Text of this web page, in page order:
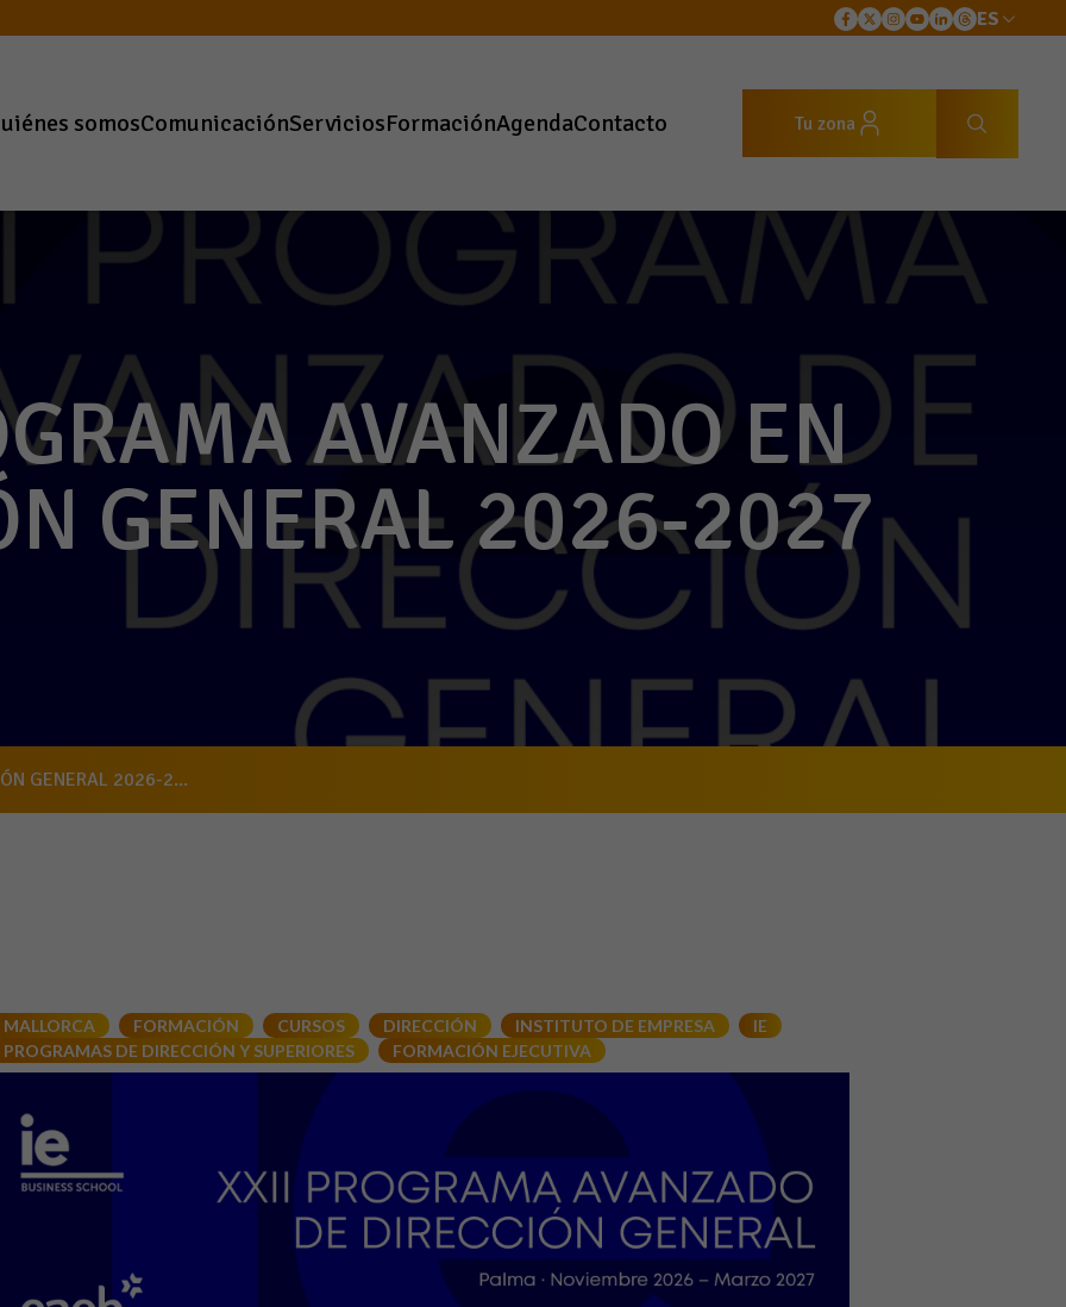
ES
somosComunicaciónServiciosFormaciónAgendaContacto Tu zona
AVANZADO EN
GENERAL 2026-2027
GENERAL 2026-2...
MALLORCA FORMACIÓN CURSOS DIRECCIÓN INSTITUTO DE EMPRESA
IE
PROGRAMAS DE DIRECCIÓN Y SUPERIORES
FORMACIÓN EJECUTIVA